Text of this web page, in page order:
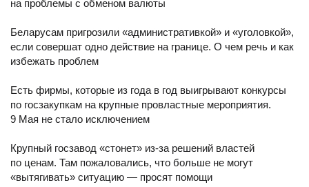
на проблемы с обменом валюты
Беларусам пригрозили «административкой» и «уголовкой»,
если совершат одно действие на границе. О чем речь и как
избежать проблем
Есть фирмы, которые из года в год выигрывают конкурсы
по госзакупкам на крупные провластные мероприятия.
9 Мая не стало исключением
Крупный госзавод «стонет» из-за решений властей
по ценам. Там пожаловались, что больше не могут
«вытягивать» ситуацию — просят помощи